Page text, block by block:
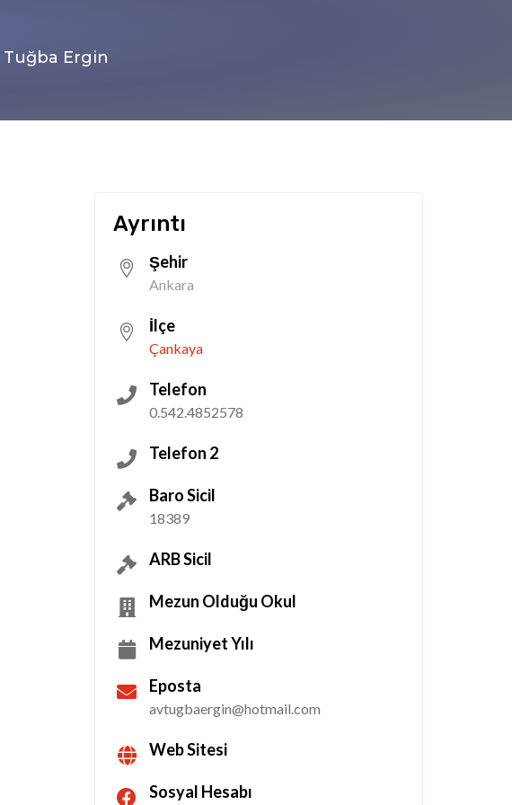
Tuğba Ergin
Ayrıntı
Şehir
Ankara
İlçe
Çankaya
Telefon
0.542.4852578
Telefon 2
Baro Sicil
18389
ARB Sicil
Mezun Olduğu Okul
Mezuniyet Yılı
Eposta
avtugbaergin@hotmail.com
Web Sitesi
Sosyal Hesabı